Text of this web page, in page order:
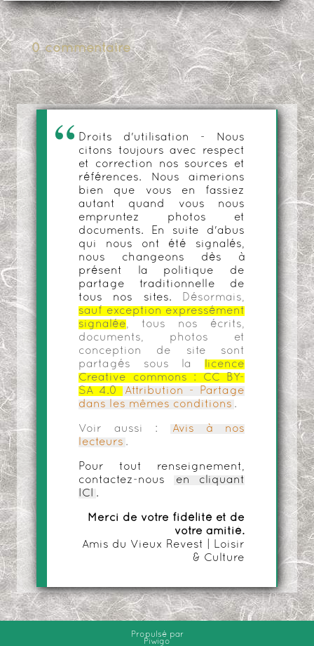
0 commentaire
Droits d'utilisation - Nous
citons toujours avec respect
et correction nos sources et
références. Nous aimerions
bien que vous en fassiez
autant quand vous nous
empruntez photos et
documents. En suite d'abus
qui nous ont été signalés,
nous changeons dès à
présent la politique de
partage traditionnelle de
tous nos sites.
Désormais,
sauf exception expressément
signalée , tous nos écrits,
documents, photos et
conception de site sont
partagés sous la
licence
Creative commons :
CC BY-
SA 4.0
Attribution - Partage
dans les mêmes conditions .
Voir aussi :
Avis à nos
lecteurs .
Pour tout renseignement,
contactez-nous
en cliquant
ICI
.
Merci de votre fidélité et de
votre amitié.
Amis du Vieux Revest | Loisir
& Culture
Propulsé par
Piwigo